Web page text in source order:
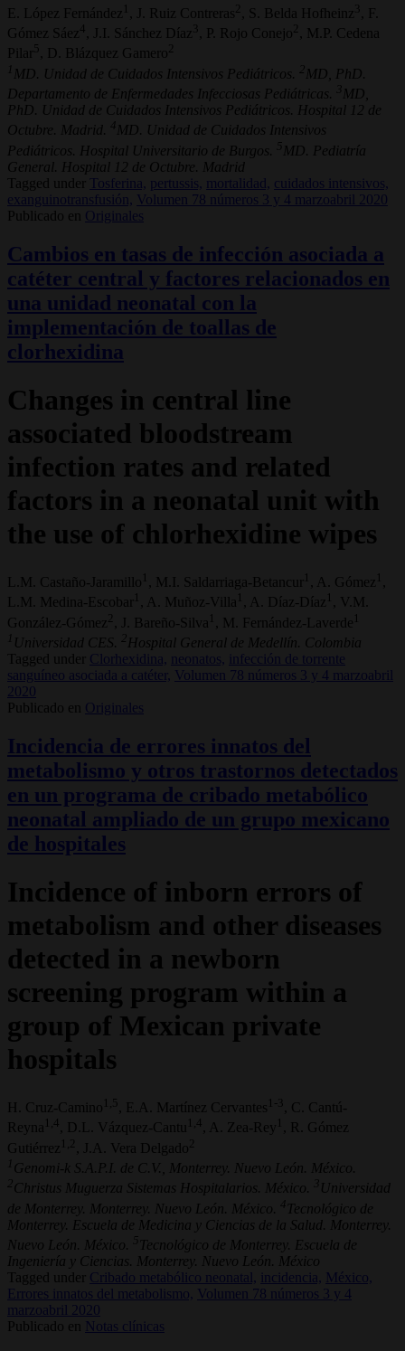
E. López Fernández 1 , J. Ruiz Contreras , S. Belda Hofheinz 3
, F.
Gómez Sáez4 , J.I. Sánchez Díaz 3 , P. Rojo Conejo
, M.P. Cedena
Pilar 5 , D. Blázquez Gamero2
1 MD. Unidad de Cuidados Intensivos Pediátricos. 2 MD, PhD.
Departamento de Enfermedades Infecciosas Pediátricas.
3 MD,
PhD. Unidad de Cuidados Intensivos Pediátricos. Hospital 12 de
Octubre. Madrid.
4 MD. Unidad de Cuidados Intensivos
Pediátricos. Hospital Universitario de Burgos. 5 MD. Pediatría
General. Hospital 12 de Octubre. Madrid
Tagged under
Tosferina, pertussis, mortalidad, cuidados intensivos,
exanguinotransfusión,
Volumen 78 números 3 y 4 marzoabril 2020
Publicado en
Originales
Cambios en tasas de infección asociada a
catéter central y factores relacionados en
una unidad neonatal con la
implementación de toallas de
clorhexidina
Changes in central line
associated bloodstream
infection rates and related
factors in a neonatal unit with
the use of chlorhexidine wipes
L.M. Castaño-Jaramillo 1 , M.I. Saldarriaga-Betancur 1 , A. Gómez 1
L.M. Medina-Escobar 1 , A. Muñoz-Villa 1 , A. Díaz-Díaz 1
, V.M.
González-Gómez
, J. Bareño-Silva 1 , M. Fernández-Laverde 1
1 Universidad CES. 2 Hospital General de Medellín. Colombia
Tagged under
Clorhexidina, neonatos,
infección de torrente
sanguíneo asociada a catéter,
Volumen 78 números 3 y 4 marzoabril
2020
Publicado en
Originales
Incidencia de errores innatos del
metabolismo y otros trastornos detectados
en un programa de cribado metabólico
neonatal ampliado de un grupo mexicano
de hospitales
Incidence of inborn errors of
metabolism and other diseases
detected in a newborn
screening program within a
group of Mexican private
hospitals
H. Cruz-Camino 1,5 , E.A. Martínez Cervantes 1-3
, C. Cantú-
Reyna 1,4 , D.L. Vázquez-Cantu 1,4 , A. Zea-Rey 1
, R. Gómez
Gutiérrez 1,2 , J.A. Vera Delgado
1 Genomi-k S.A.P.I. de C.V., Monterrey. Nuevo León. México.
2Christus Muguerza Sistemas Hospitalarios. México. 3 Universidad
de Monterrey. Monterrey. Nuevo León. México.
4 Tecnológico de
Monterrey. Escuela de Medicina y Ciencias de la Salud. Monterrey.
Nuevo León. México. 5 Tecnológico de Monterrey. Escuela de
Ingeniería y Ciencias. Monterrey. Nuevo León. México
Tagged under
Cribado metabólico neonatal, incidencia,
México,
Errores innatos del metabolismo,
Volumen 78 números 3 y 4
marzoabril 2020
Publicado en
Notas clínicas